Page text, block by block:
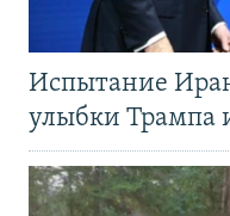
Испытание
улыбки Трампа